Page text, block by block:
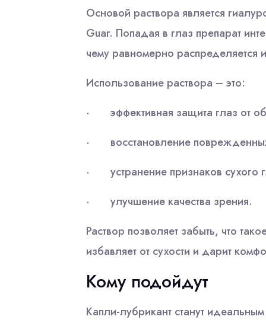
Основой раствора является
Guar. Попадая в глаз препарат
чему равномерно распределяется
Использование раствора – это:
· эффективная защита глаз от
· восстановление
· устранение признаков сухого
· улучшение качества зрения.
Раствор позволяет забыть, что
избавляет от сухости и дарит
Кому подойдут
Капли-лубрикант станут